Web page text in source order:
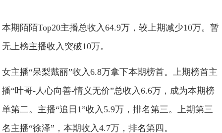
本期陌陌Top20主播总收入64.9万，较上期减少10万。暂
无上榜主播收入突破10万。
女主播“呆梨戴丽”收入6.8万拿下本期榜首。上期榜首主
播“叶哥-人心向善-情义无价”总收入6.6万，成为本期榜
单第二。主播“追日1”收入5.9万，排名第三。上期第三
名主播“徐泽”，本期收入4.7万，排名第四。